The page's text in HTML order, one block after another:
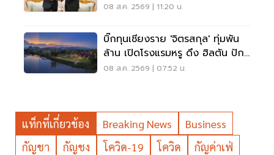
08 ส.ค. 2569 | 11:20 น.
บิ๊กทุนเชียงราย 'จิตรสกุล' ทุ่มพัน
ล้าน เปิดโรงแรมหรู ดึง ฮิลตัน ปัก
หมุดแบรนด์ใหม่
08 ส.ค. 2569 | 07:52 น.
แท็กที่เกี่ยวข้อง Breaking News
Business
กัญชา
กัญชง โควิด-19 โควิด
กัญค่าเฟ่